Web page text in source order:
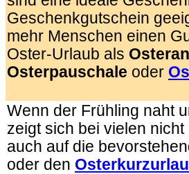
Geschenkgutschein
mehr Menschen einen
Oster-Urlaub als
Osterpauschale oder
.
Wenn der Frühling naht
zeigt sich bei vielen
auch auf die
oder den